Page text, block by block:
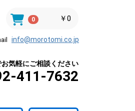
0 ￥0
info@morotomi.co.jp
気軽にご相談ください
411-7632